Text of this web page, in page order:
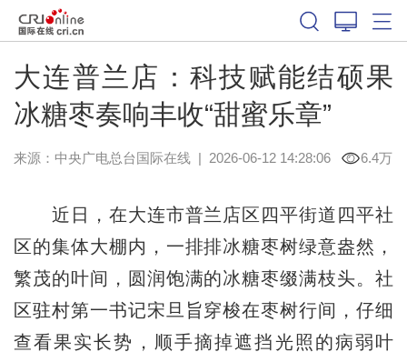
大连普兰店：科技赋能结硕果
冰糖枣奏响丰收“甜蜜乐章”
来源：中央广电总台国际在线| 2026-06-12 14:28:06 6.4万
近日，在大连市普兰店区四平街道四平社
区的集体大棚内，一排排冰糖枣树绿意盎然，
繁茂的叶间，圆润饱满的冰糖枣缀满枝头。社
区驻村第一书记宋旦旨穿梭在枣树行间，仔细
查看果实长势，顺手摘掉遮挡光照的病弱叶